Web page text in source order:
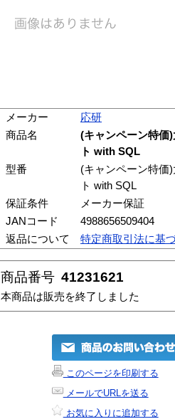
メーカー
応研
商品名
(キャンペーン特価
ト with SQL
型番
(キャンペーン特価
ト with SQL
保証条件
メーカー保証
JANコード
4988656509404
返品について
特定商取引法に基
商品番号 41231621
本商品は販売を終了しました
このページを印刷する
メールでURLを送る
お気に入りに追加する